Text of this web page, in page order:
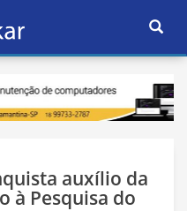
Ativar
auxílio da
à Pesquisa do